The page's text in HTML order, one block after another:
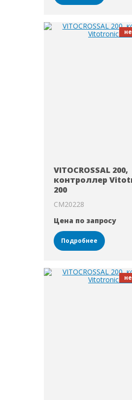
VITOCROSSAL 200,
контроллер
200
CM20228
Цена по запросу
Подробнее